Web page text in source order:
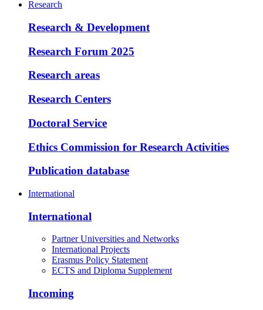
Research
Research & Development
Research Forum 2025
Research areas
Research Centers
Doctoral Service
Ethics Commission for Research Activities
Publication database
International
International
Partner Universities and Networks
International Projects
Erasmus Policy Statement
ECTS and Diploma Supplement
Incoming